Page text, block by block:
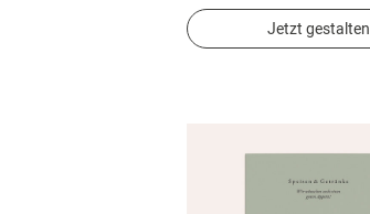
Jetzt gestalten